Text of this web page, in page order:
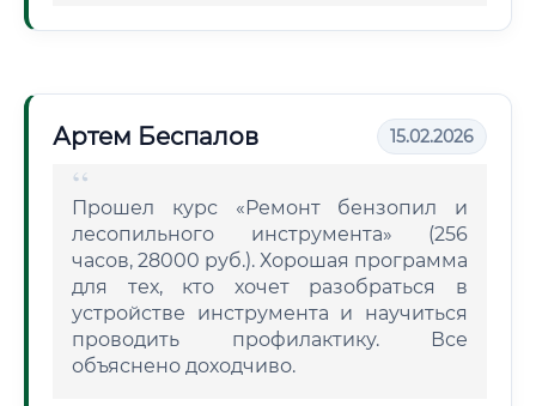
Артем Беспалов 15.02.2026
Прошел курс «Ремонт бензопил и
лесопильного инструмента» (256
часов, 28000 руб.). Хорошая программа
для тех, кто хочет разобраться в
устройстве инструмента и научиться
проводить профилактику. Все
объяснено доходчиво.